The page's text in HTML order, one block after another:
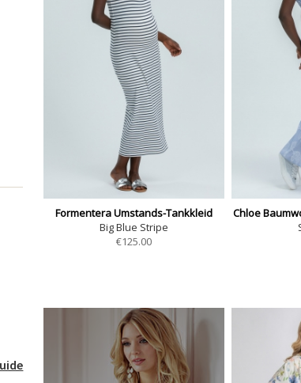
Formentera Umstands-Tankkleid
Big Blue Stripe
€125.00
Chloe